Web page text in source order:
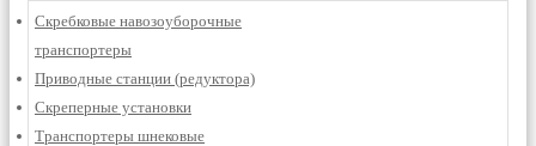
Скребковые навозоуборочные
транспортеры
Приводные станции (редуктора)
Скреперные установки
Транспортеры шнековые